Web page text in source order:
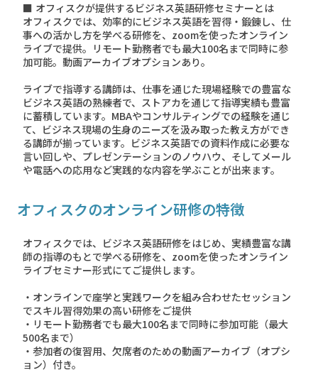
■ オフィスクが提供するビジネス英語研修セミナーとは
オフィスクでは、効率的にビジネス英語を習得・鍛錬し、仕
事への活かし方を学べる研修を、zoomを使ったオンライン
ライブで提供。リモート勤務者でも最大100名まで同時に参
加可能。動画アーカイブオプションあり。
ライブで指導する講師は、仕事を通じた現場経験での豊富な
ビジネス英語の熟練者で、ストアカを通じて指導実績も豊富
に蓄積しています。MBAやコンサルティングでの経験を通じ
て、ビジネス現場の生身のニーズを汲み取った教え方ができ
る講師が揃っています。ビジネス英語での資料作成に必要な
言い回しや、プレゼンテーションのノウハウ、そしてメール
や電話への応用など実践的な内容を学ぶことが出来ます。
オフィスクのオンライン研修の特徴
オフィスクでは、ビジネス英語研修をはじめ、実績豊富な講
師の指導のもとで学べる研修を、zoomを使ったオンライン
ライブセミナー形式にてご提供します。
・オンラインで座学と実践ワークを組み合わせたセッション
でスキル習得効果の高い研修をご提供
・リモート勤務者でも最大100名まで同時に参加可能（最大
500名まで）
・参加者の復習用、欠席者のための動画アーカイブ（オプシ
ョン）付き。